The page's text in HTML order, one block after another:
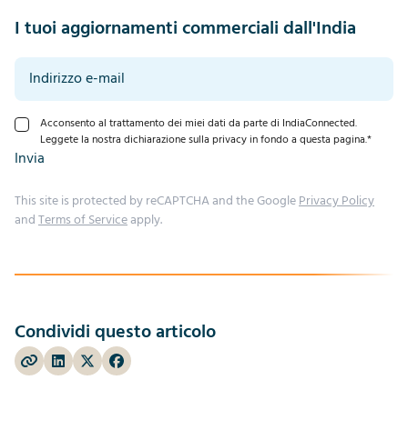
I tuoi aggiornamenti commerciali dall'India
Acconsento al trattamento dei miei dati da parte di IndiaConnected.
Leggete la nostra dichiarazione sulla privacy in fondo a questa pagina.*
Invia
This site is protected by reCAPTCHA and the GooglePrivacy Policy
andTerms of Serviceapply.
Condividi questo articolo